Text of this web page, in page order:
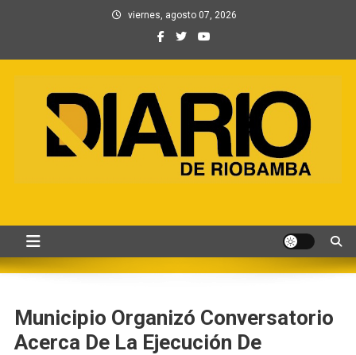
viernes, agosto 07, 2026
y Contenidos digitales
Municipio Organizó Conversatorio
Acerca De La Ejecución De